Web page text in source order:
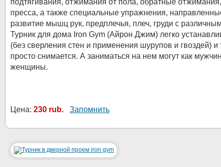
подтягивания, отжимания от пола, обратные
пресса, а также специальные упражнения,
развитие мышц рук, предплечья, плеч, груди с
Турник для дома Iron Gym (Айрон Джим) легко
(без сверления стен и применения шурупов и гвоздей) и
просто снимается. А заниматься на нем могут как
женщины.
Цена: 230 rub. Запомнить